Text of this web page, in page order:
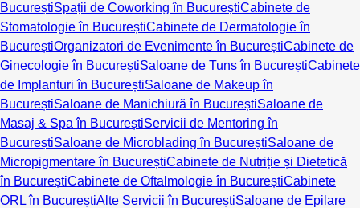
BucureștiSpații de Coworking în BucureștiCabinete de
Stomatologie în BucureștiCabinete de Dermatologie în
BucureștiOrganizatori de Evenimente în BucureștiCabinete de
Ginecologie în BucureștiSaloane de Tuns în BucureștiCabinete
de Implanturi în BucureștiSaloane de Makeup în
BucureștiSaloane de Manichiură în BucureștiSaloane de
Masaj & Spa în BucureștiServicii de Mentoring în
BucureștiSaloane de Microblading în BucureștiSaloane de
Micropigmentare în BucureștiCabinete de Nutriție și Dietetică
în BucureștiCabinete de Oftalmologie în BucureștiCabinete
ORL în BucureștiAlte Servicii în BucureștiSaloane de Epilare